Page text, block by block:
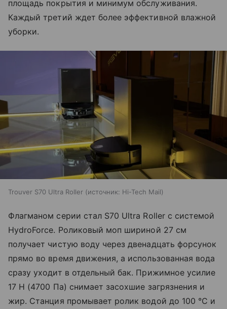
площадь покрытия и минимум обслуживания.
Каждый третий ждет более эффективной влажной
уборки.
Trouver S70 Ultra Roller источник: Hi-Tech Mail
Флагманом серии стал S70 Ultra Roller с системой
HydroForce. Роликовый моп шириной 27 см
получает чистую воду через двенадцать форсунок
прямо во время движения, а использованная вода
сразу уходит в отдельный бак. Прижимное усилие
17 Н (4700 Па) снимает засохшие загрязнения и
жир. Станция промывает ролик водой до 100 °C и